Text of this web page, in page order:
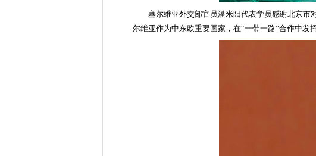
塞尔维亚外交部官员潘米阳代表学员感谢北京市
尔维亚作为中东欧重要国家，在“一带一路”合作中发